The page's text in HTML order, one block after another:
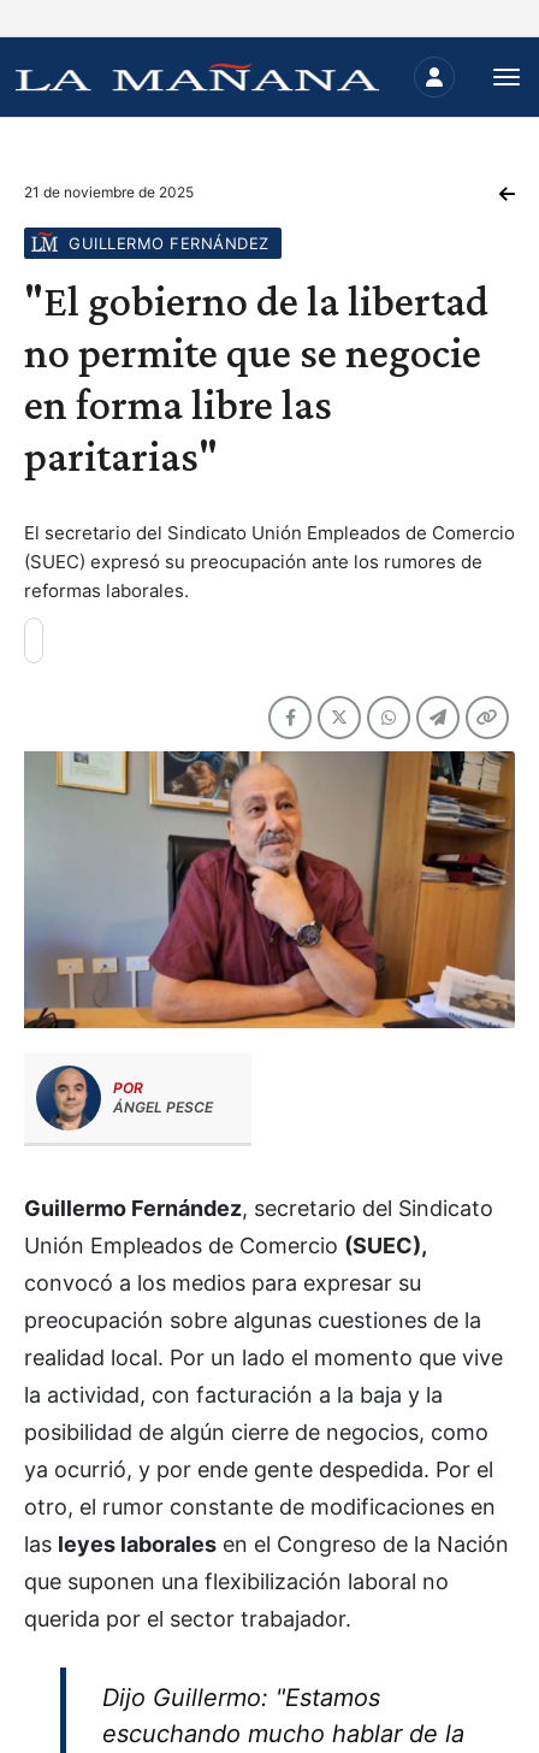
21 de noviembre de 2025
GUILLERMO FERNÁNDEZ
"El gobierno de la libertad
no permite que se negocie
en forma libre las
paritarias"
El secretario del Sindicato Unión Empleados de Comercio
(SUEC) expresó su preocupación ante los rumores de
reformas laborales.
POR
ÁNGEL PESCE
Guillermo Fernández, secretario del Sindicato
Unión Empleados de Comercio (SUEC),
convocó a los medios para expresar su
preocupación sobre algunas cuestiones de la
realidad local. Por un lado el momento que vive
la actividad, con facturación a la baja y la
posibilidad de algún cierre de negocios, como
ya ocurrió, y por ende gente despedida. Por el
otro, el rumor constante de modificaciones en
las leyes laborales en el Congreso de la Nación
que suponen una flexibilización laboral no
querida por el sector trabajador.
Dijo Guillermo: "Estamos
escuchando mucho hablar de la